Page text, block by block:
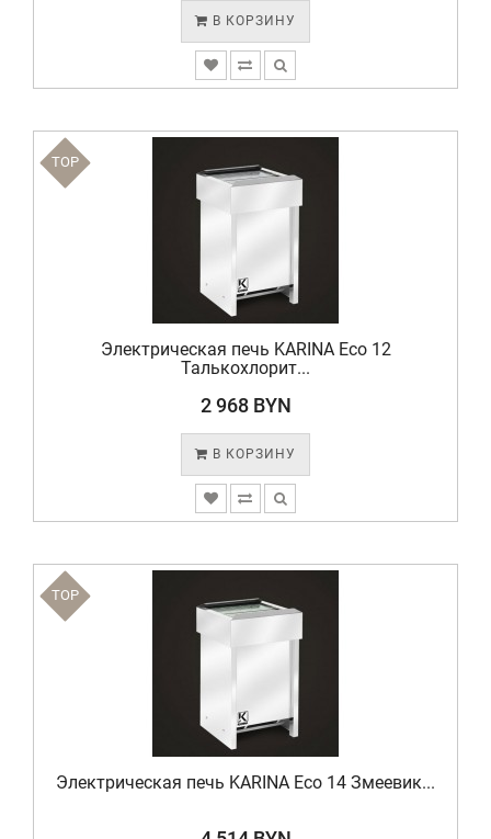
В КОРЗИНУ
TOP
Электрическая печь KARINA Eco 12
Талькохлорит...
2 968 BYN
В КОРЗИНУ
TOP
Электрическая печь KARINA Eco 14 Змеевик...